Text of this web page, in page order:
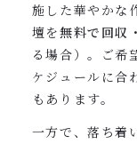
施した華やかな
壇を無料で回収
る場合）。ご希
ケジュールに合
もあります。
一方で、落ち着